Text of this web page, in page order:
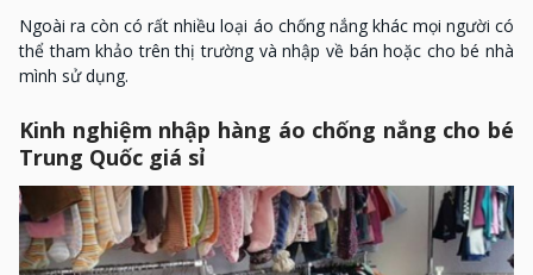
Ngoài ra còn có rất nhiều loại áo chống nắng khác mọi người có
thể tham khảo trên thị trường và nhập về bán hoặc cho bé nhà
mình sử dụng.
Kinh nghiệm nhập hàng áo chống nắng cho bé
Trung Quốc giá sỉ